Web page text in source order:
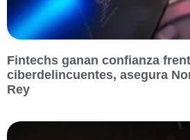
Fintechs ganan confianza
ciberdelincuentes, asegura
Rey